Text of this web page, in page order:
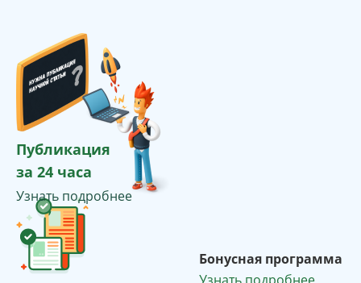
Публикация
за 24 часа
Узнать подробнее
Бонусная программа